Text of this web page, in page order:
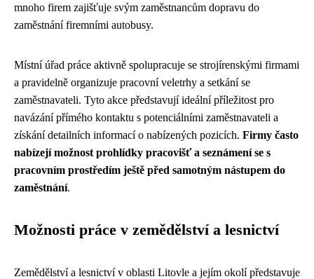
mnoho firem zajišťuje svým zaměstnancům dopravu do
zaměstnání firemními autobusy.
Místní úřad práce aktivně spolupracuje se strojírenskými firmami
a pravidelně organizuje pracovní veletrhy a setkání se
zaměstnavateli. Tyto akce představují ideální příležitost pro
navázání přímého kontaktu s potenciálními zaměstnavateli a
získání detailních informací o nabízených pozicích. Firmy často
nabízejí možnost prohlídky pracovišť a seznámení se s
pracovním prostředím ještě před samotným nástupem do
zaměstnání.
Možnosti práce v zemědělství a lesnictví
Zemědělství a lesnictví v oblasti Litovle a jejím okolí představuje